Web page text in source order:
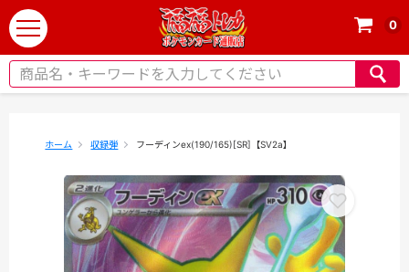
t
o
g
0
ホーム 収録弾 フーディンex(190/165)[SR]【SV2a】